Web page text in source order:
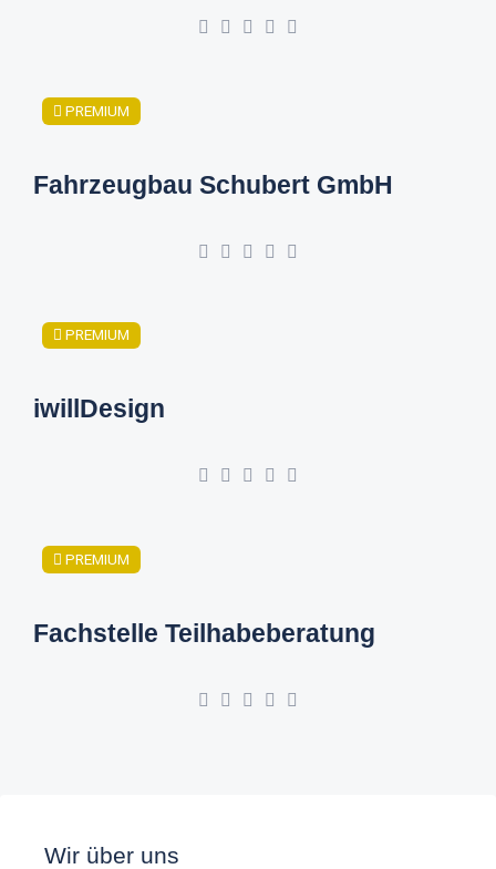
PREMIUM
Fahrzeugbau Schubert GmbH
PREMIUM
iwillDesign
PREMIUM
Fachstelle Teilhabeberatung
Wir über uns